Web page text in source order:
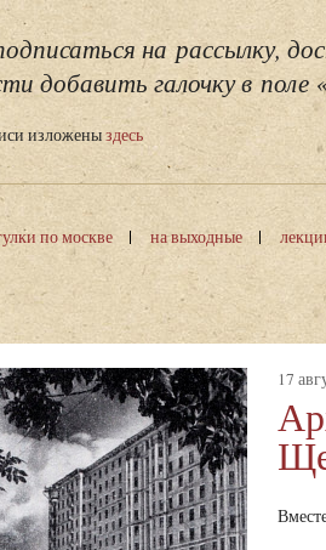
на рассылку,
добавить галочку в поле
изложеныздесь
по москве на выходные
17